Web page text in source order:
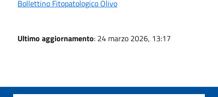
Bollettino Fitopatologico Olivo
Ultimo aggiornamento: 24 marzo 2026, 13:17